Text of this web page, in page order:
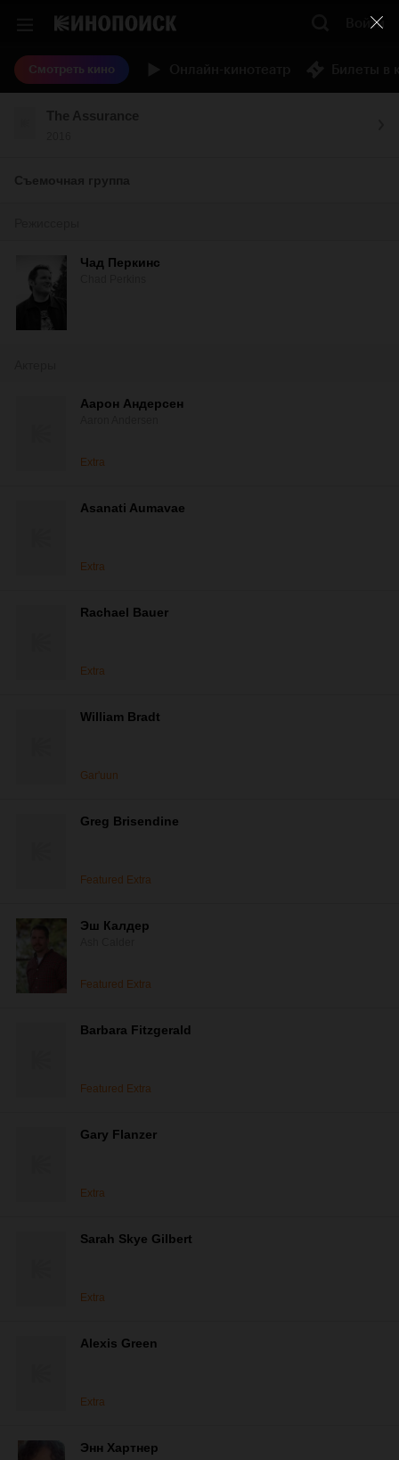
Войти
Смотреть кино
Чад Перкинс
Аарон Андерсен
Extra
Asanati Aumavae
Extra
Rachael Bauer
Extra
William Bradt
Gar'uun
Greg Brisendine
Featured Extra
Эш Калдер
Featured Extra
Barbara Fitzgerald
Featured Extra
Gary Flanzer
Extra
Sarah Skye Gilbert
Extra
Alexis Green
Extra
Энн Хартнер